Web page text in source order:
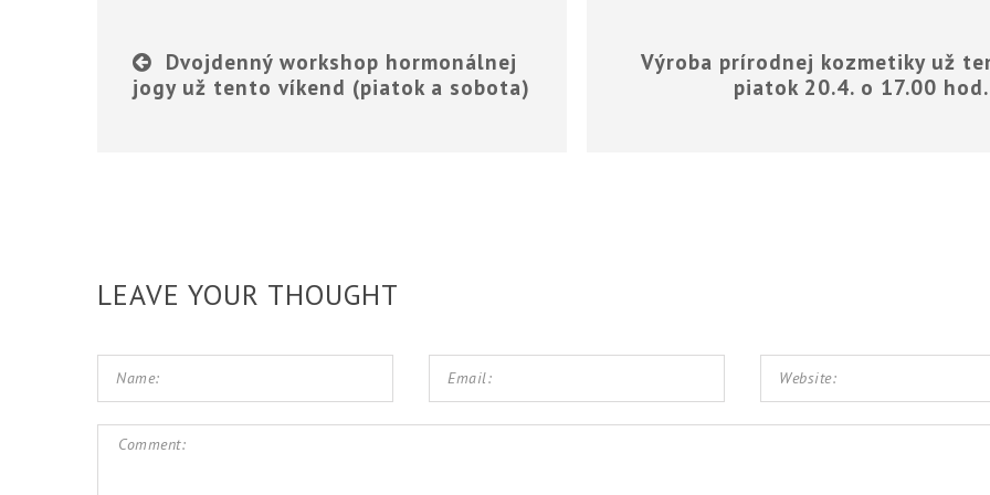
Dvojdenný workshop hormonálnej
jogy už tento víkend (piatok a sobota)
Výroba prírodnej kozmetiky už
piatok 20.4. o 17.00 hod.
LEAVE YOUR THOUGHT